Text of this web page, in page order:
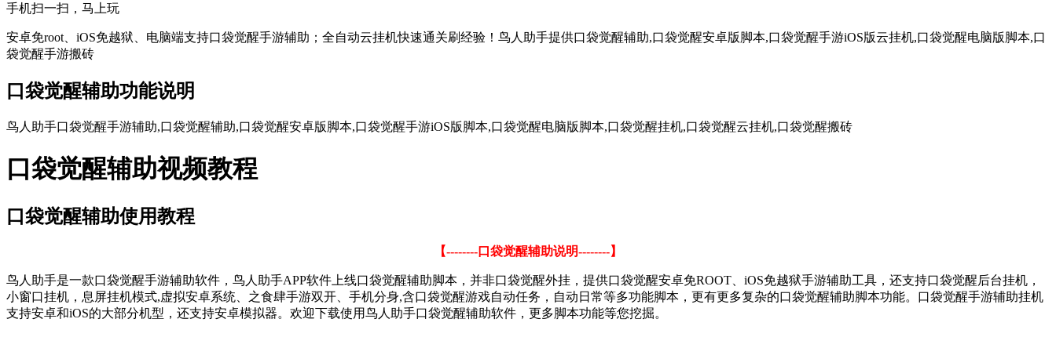
手机扫一扫，马上玩
安卓免root、iOS免越狱、电脑端支持口袋觉醒手游辅助；全自动云挂机快速通关刷经验！鸟人助手提供口袋觉醒辅助,口袋觉醒安卓版脚本,口袋觉醒手游iOS版云挂机,口袋觉醒电脑版脚本,口
袋觉醒手游搬砖
口袋觉醒辅助功能说明
鸟人助手口袋觉醒手游辅助,口袋觉醒辅助,口袋觉醒安卓版脚本,口袋觉醒手游iOS版脚本,口袋觉醒电脑版脚本,口袋觉醒挂机,口袋觉醒云挂机,口袋觉醒搬砖
口袋觉醒辅助视频教程
口袋觉醒辅助使用教程
【--------口袋觉醒辅助说明--------】
鸟人助手是一款口袋觉醒手游辅助软件，鸟人助手APP软件上线口袋觉醒辅助脚本，并非口袋觉醒外挂，提供口袋觉醒安卓免ROOT、iOS免越狱手游辅助工具，还支持口袋觉醒后台挂机，
小窗口挂机，息屏挂机模式,虚拟安卓系统、之食肆手游双开、手机分身,含口袋觉醒游戏自动任务，自动日常等多功能脚本，更有更多复杂的口袋觉醒辅助脚本功能。口袋觉醒手游辅助挂机
支持安卓和iOS的大部分机型，还支持安卓模拟器。欢迎下载使用鸟人助手口袋觉醒辅助软件，更多脚本功能等您挖掘。